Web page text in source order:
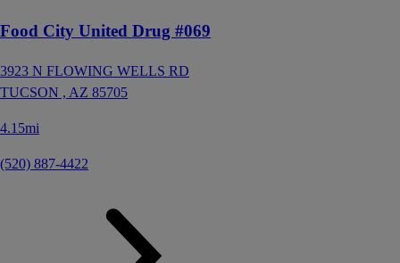
Food City United Drug #069
3923 N FLOWING WELLS RD
TUCSON , AZ 85705
4.15mi
(520) 887-4422